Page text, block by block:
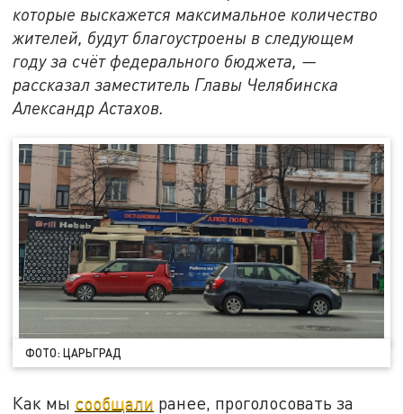
которые выскажется максимальное количество
жителей, будут благоустроены в следующем
году за счёт федерального бюджета, —
рассказал заместитель Главы Челябинска
Александр Астахов.
ФОТО: ЦАРЬГРАД
Как мы сообщали ранее, проголосовать за